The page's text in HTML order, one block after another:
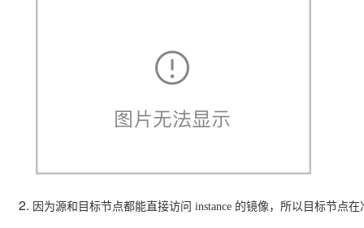
因为源和目标节点都能直接访问 instance 的镜像，所以目标节点